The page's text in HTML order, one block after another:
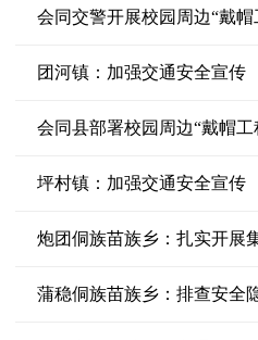
会同交警开展校园周边“戴
团河镇：加强交通安全宣传
会同县部署校园周边“戴帽
坪村镇：加强交通安全宣传
炮团侗族苗族乡：扎实开展
蒲稳侗族苗族乡：排查安全